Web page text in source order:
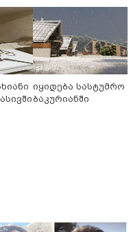
იყიდება სასტუმრო
ბაკურიანში